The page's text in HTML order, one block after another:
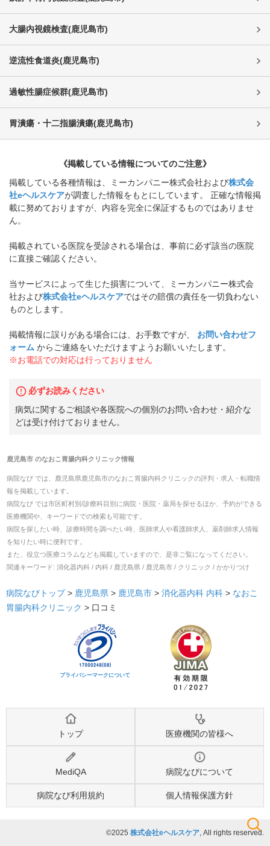
検索
大腸内視鏡検査(鹿児島市)
逆流性食道炎(鹿児島市)
過敏性腸症候群(鹿児島市)
胃潰瘍・十二指腸潰瘍(鹿児島市)
《掲載している情報についてのご注意》
掲載している各種情報は、ミーカンパニー株式会社および株式会
社eヘルスケアが調査した情報をもとにしています。 正確な情報掲
載に努めておりますが、内容を完全に保証するものではありませ
ん。
掲載されている医院を受診される場合は、事前に必ず該当の医院
に直接ご確認ください。
当サービスによって生じた損害について、ミーカンパニー株式会
社および株式会社eヘルスケアではその賠償の責任を一切負わない
ものとします。
掲載情報に誤りがある場合には、お手数ですが、
お問い合わせフ
ォーム からご連絡をいただけますようお願いいたします。
※お電話での対応は行っておりません
必ずお読みください
病気に関するご相談や各医院への個別のお問い合わせ・紹介な
どは受け付けておりません。
鹿児島市のなおこ胃腸内科クリニック情報
病院なび では、 鹿児島県鹿児島市のなおこ胃腸内科クリニックの評判・求人・転職情
報を掲載しています。
病院なび では市区町村別/診療科目別に病院・医院・薬局を探せるほか、予約ができる
医療機関や、キーワードでの検索も可能です。
病院を探したい時、診療時間を調べたい時、医師求人や看護師求人、薬剤師求人情報
を知りたい時に便利です。
また、役立つ医療コラムなども掲載していますので、是非ご覧になってください。
関連キーワード: 消化器内科 / 内科 / 鹿児島県 / 鹿児島市 / クリニック / かかりつけ
病院なびトップ> 鹿児島県 > 鹿児島市 > 消化器内科 内科 > なおこ
胃腸内科クリニック > 口コミ
プライバシーマークについて
トップ 医療機関の皆様へ
MediQA 病院なびについて
病院なび利用規約 個人情報保護方針
©2025 株式会社eヘルスケア , All rights reserved.